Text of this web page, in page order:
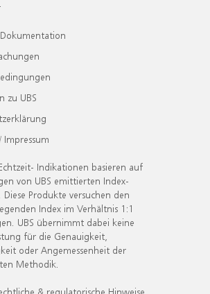
zu UBS
Impressum
Indikationen basieren auf
von UBS emittierten Index-
Produkte versuchen den
Index im Verhältnis 1:1
UBS übernimmt dabei keine
für die Genauigkeit,
oder Angemessenheit der
Methodik.